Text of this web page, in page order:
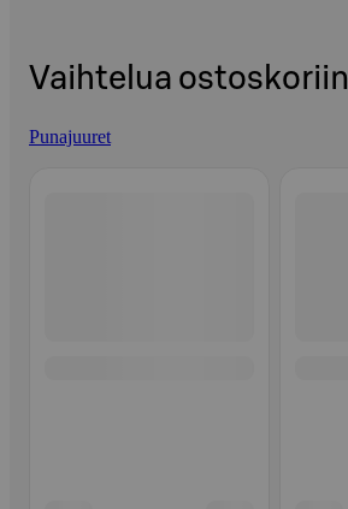
Vaihtelua ostoskoriin
Punajuuret